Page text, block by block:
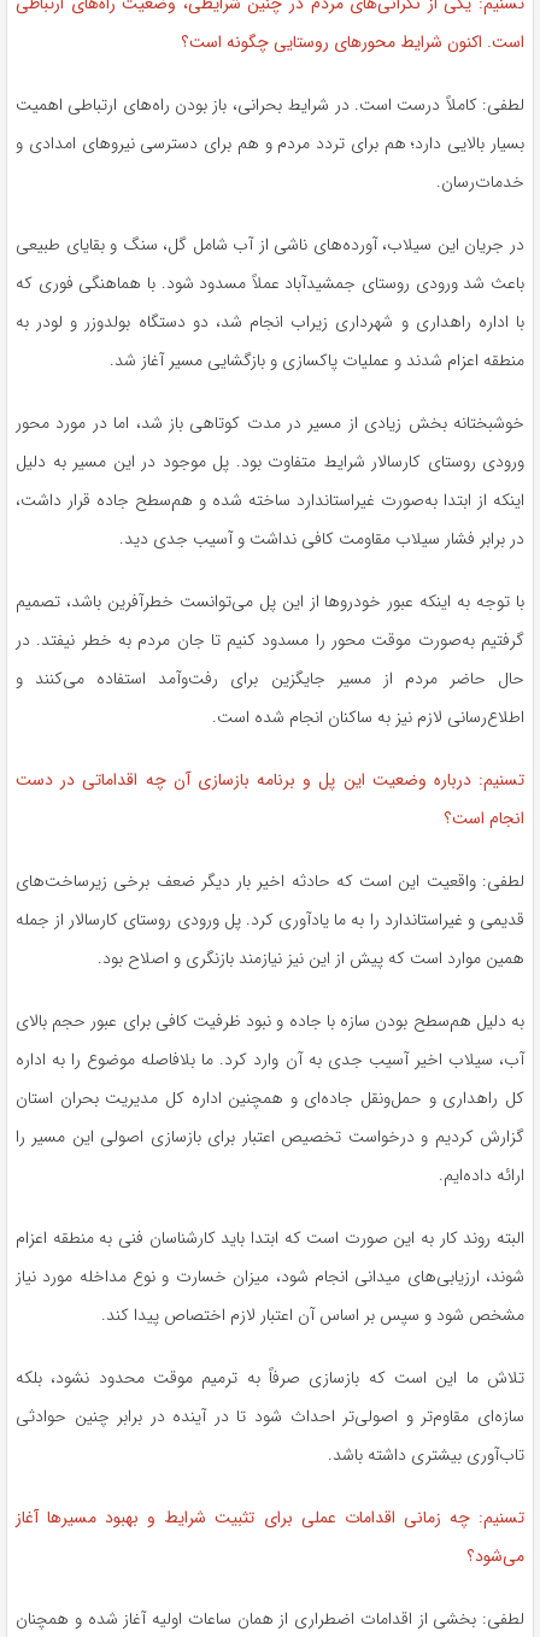
است. اکنون شرایط محورهای روستایی چگونه است؟
لطفی: کاملاً درست است. در شرایط بحرانی، باز بودن راه‌های ارتباطی اهمیت
بسیار بالایی دارد؛ هم برای تردد مردم و هم برای دسترسی نیروهای امدادی و
خدمات‌رسان.
در جریان این سیلاب، آورده‌های ناشی از آب شامل گل، سنگ و بقایای طبیعی
باعث شد ورودی روستای جمشیدآباد عملاً مسدود شود. با هماهنگی فوری که
با اداره راهداری و شهرداری زیراب انجام شد، دو دستگاه بولدوزر و لودر به
منطقه اعزام شدند و عملیات پاکسازی و بازگشایی مسیر آغاز شد.
خوشبختانه بخش زیادی از مسیر در مدت کوتاهی باز شد، اما در مورد محور
ورودی روستای کارسالار شرایط متفاوت بود. پل موجود در این مسیر به دلیل
اینکه از ابتدا به‌صورت غیراستاندارد ساخته شده و هم‌سطح جاده قرار داشت،
در برابر فشار سیلاب مقاومت کافی نداشت و آسیب جدی دید.
با توجه به اینکه عبور خودروها از این پل می‌توانست خطرآفرین باشد، تصمیم
گرفتیم به‌صورت موقت محور را مسدود کنیم تا جان مردم به خطر نیفتد. در
حال حاضر مردم از مسیر جایگزین برای رفت‌وآمد استفاده می‌کنند و
اطلاع‌رسانی لازم نیز به ساکنان انجام شده است.
تسنیم: درباره وضعیت این پل و برنامه بازسازی آن چه اقداماتی در دست
انجام است؟
لطفی: واقعیت این است که حادثه اخیر بار دیگر ضعف برخی زیرساخت‌های
قدیمی و غیراستاندارد را به ما یادآوری کرد. پل ورودی روستای کارسالار از جمله
همین موارد است که پیش از این نیز نیازمند بازنگری و اصلاح بود.
به دلیل هم‌سطح بودن سازه با جاده و نبود ظرفیت کافی برای عبور حجم بالای
آب، سیلاب اخیر آسیب جدی به آن وارد کرد. ما بلافاصله موضوع را به اداره
کل راهداری و حمل‌ونقل جاده‌ای و همچنین اداره کل مدیریت بحران استان
گزارش کردیم و درخواست تخصیص اعتبار برای بازسازی اصولی این مسیر را
ارائه داده‌ایم.
البته روند کار به این صورت است که ابتدا باید کارشناسان فنی به منطقه اعزام
شوند، ارزیابی‌های میدانی انجام شود، میزان خسارت و نوع مداخله مورد نیاز
مشخص شود و سپس بر اساس آن اعتبار لازم اختصاص پیدا کند.
تلاش ما این است که بازسازی صرفاً به ترمیم موقت محدود نشود، بلکه
سازه‌ای مقاوم‌تر و اصولی‌تر احداث شود تا در آینده در برابر چنین حوادثی
تاب‌آوری بیشتری داشته باشد.
تسنیم: چه زمانی اقدامات عملی برای تثبیت شرایط و بهبود مسیرها آغاز
می‌شود؟
لطفی: بخشی از اقدامات اضطراری از همان ساعات اولیه آغاز شده و همچنان